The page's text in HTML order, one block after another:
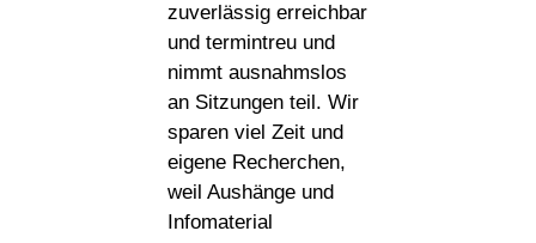
zuverlässig erreichbar
und termintreu und
nimmt ausnahmslos
an Sitzungen teil. Wir
sparen viel Zeit und
eigene Recherchen,
weil Aushänge und
Infomaterial